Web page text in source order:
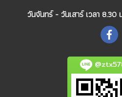
วันจันทร์ - วันเสาร์ เวลา